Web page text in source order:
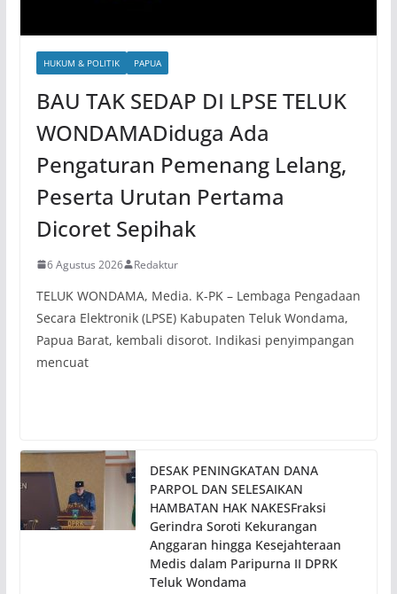
HUKUM & POLITIK PAPUA
BAU TAK SEDAP DI LPSE TELUK
WONDAMADiduga Ada
Pengaturan Pemenang Lelang,
Peserta Urutan Pertama
Dicoret Sepihak
6 Agustus 2026 Redaktur
TELUK WONDAMA, Media. K-PK – Lembaga Pengadaan
Secara Elektronik (LPSE) Kabupaten Teluk Wondama,
Papua Barat, kembali disorot. Indikasi penyimpangan
mencuat
DESAK PENINGKATAN DANA
PARPOL DAN SELESAIKAN
HAMBATAN HAK NAKESFraksi
Gerindra Soroti Kekurangan
Anggaran hingga Kesejahteraan
Medis dalam Paripurna II DPRK
Teluk Wondama